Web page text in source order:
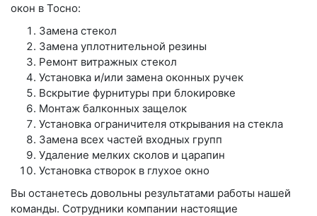
окон в Тосно:
Замена стекол
Замена уплотнительной резины
Ремонт витражных стекол
Установка и/или замена оконных ручек
Вскрытие фурнитуры при блокировке
Монтаж балконных защелок
Установка ограничителя открывания на стекла
Замена всех частей входных групп
Удаление мелких сколов и царапин
Установка створок в глухое окно
Вы останетесь довольны результатами работы нашей
команды. Сотрудники компании настоящие